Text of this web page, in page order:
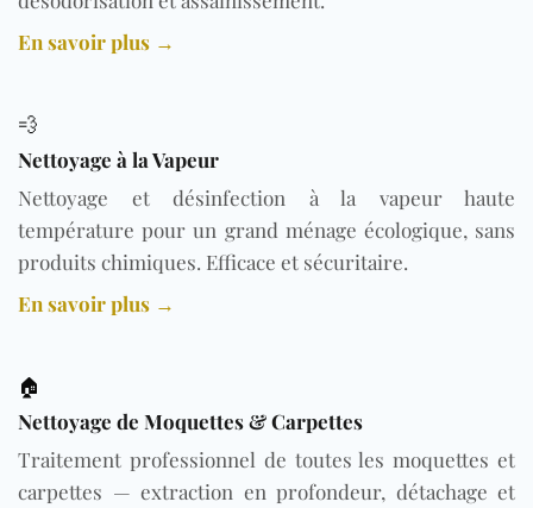
En savoir plus →
💨
Nettoyage à la Vapeur
Nettoyage et désinfection à la vapeur haute
température pour un grand ménage écologique, sans
produits chimiques. Efficace et sécuritaire.
En savoir plus →
🏠
Nettoyage de Moquettes & Carpettes
Traitement professionnel de toutes les moquettes et
carpettes — extraction en profondeur, détachage et